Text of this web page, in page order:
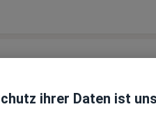
ihrer Daten ist